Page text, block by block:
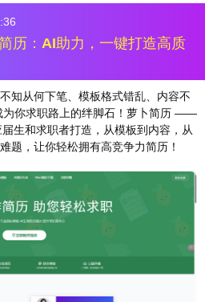
历：AI助力，一键打造高质
知从何下笔、模板格式错乱、内容不
你求职路上的绊脚石！萝卜简历 ——
生和求职者打造，从模板到内容，从
题，让你轻松拥有高竞争力简历！